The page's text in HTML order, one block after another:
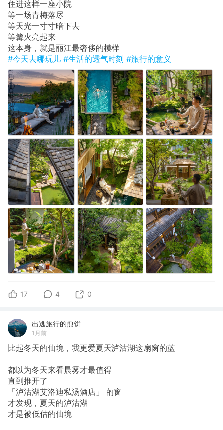
住进这样一座小院
等一场青梅落尽
等天光一寸寸暗下去
等篝火亮起来
这本身，就是丽江最奢侈的模样
#今天去哪玩儿 #生活的透气时刻 #旅行的意义
17 4 0
出逃旅行的煎饼
1月前
比起冬天的仙境，我更爱夏天泸沽湖这扇窗的蓝
都以为冬天来看晨雾才最值得
直到推开了
「泸沽湖艾洛迪私汤酒店」 的窗
才发现，夏天的泸沽湖
才是被低估的仙境